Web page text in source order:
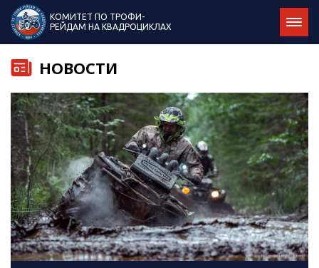
КОМИТЕТ ПО ТРОФИ-
РЕЙДАМ НА КВАДРОЦИКЛАХ
НОВОСТИ